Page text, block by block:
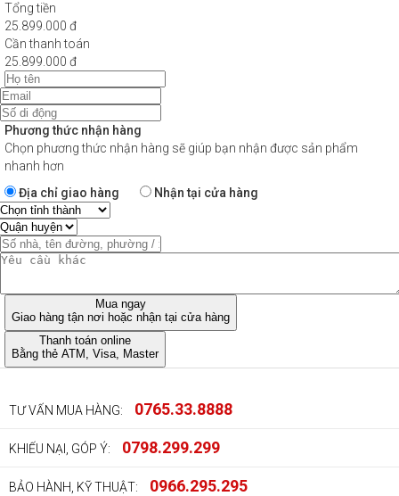
Tổng tiền
25.899.000 đ
Cần thanh toán
25.899.000 đ
Phương thức nhận hàng
Chọn phương thức nhận hàng sẽ giúp bạn nhận được sản phẩm
nhanh hơn
Địa chỉ giao hàng
Nhận tại cửa hàng
Mua ngay
Giao hàng tận nơi hoặc nhận tại cửa hàng
Thanh toán online
Bằng thẻ ATM, Visa, Master
TƯ VẤN MUA HÀNG: 0765.33.8888
KHIẾU NẠI, GÓP Ý: 0798.299.299
BẢO HÀNH, KỸ THUẬT: 0966.295.295